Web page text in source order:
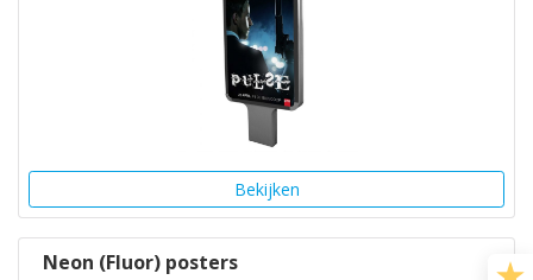
Bekijken
Neon (Fluor) posters